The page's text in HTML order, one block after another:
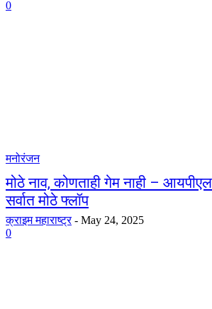
0
मनोरंजन
मोठे नाव, कोणताही गेम नाही –
सर्वात मोठे फ्लॉप
क्राइम महाराष्ट्र - May 24, 2025
0